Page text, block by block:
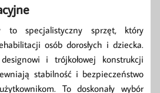
to specjalistyczny sprzęt, który
osób dorosłych i dziecka.
i trójkołowej konstrukcji
stabilność i bezpieczeństwo
To doskonały wybór